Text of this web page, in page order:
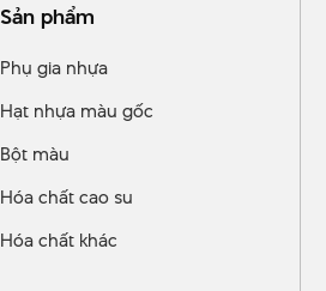
Sản phẩm
Phụ gia nhựa
Hạt nhựa màu gốc
Bột màu
Hóa chất cao su
Hóa chất khác